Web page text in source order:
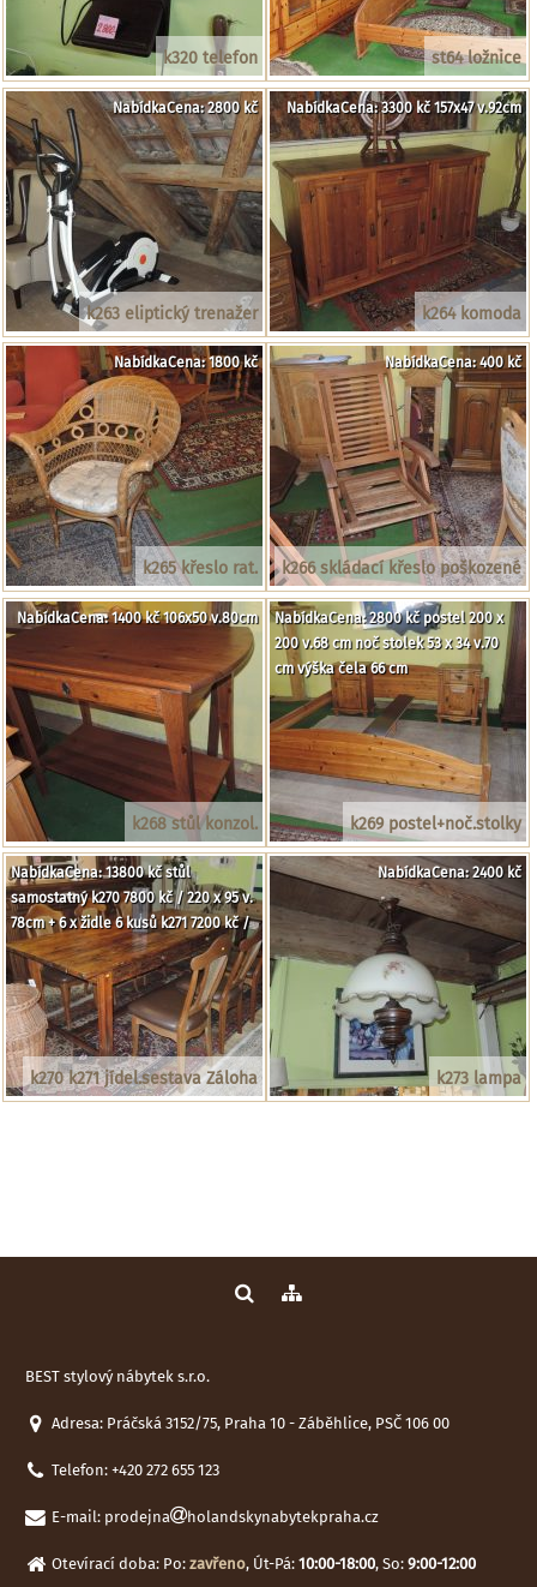
k320 telefon st64 ložnice
k263 eliptický trenažer
NabídkaCena: 2800 kč
k264 komoda
NabídkaCena: 3300 kč 157x47 v.92cm
k265 křeslo rat.
NabídkaCena: 1800 kč
k266 skládací křeslo poškozené
NabídkaCena: 400 kč
k268 stůl konzol.
NabídkaCena: 1400 kč 106x50 v.80cm
k269 postel+noč.stolky
NabídkaCena: 2800 kč postel 200 x
200 v.68 cm noč stolek 53 x 34 v.70
cm výška čela 66 cm
k270 k271 jídel.sestava Záloha
NabídkaCena: 13800 kč stůl
samostatný k270 7800 kč / 220 x 95 v.
78cm + 6 x židle 6 kusů k271 7200 kč /
k273 lampa
NabídkaCena: 2400 kč
BEST stylový nábytek s.r.o.
Adresa: Práčská 3152/75, Praha 10 - Záběhlice, PSČ 106 00
Telefon: +420 272 655 123
E-mail: prodejna holandskynabytekpraha.cz
Otevírací doba: Po: zavřeno, Út-Pá: 10:00-18:00, So: 9:00-12:00